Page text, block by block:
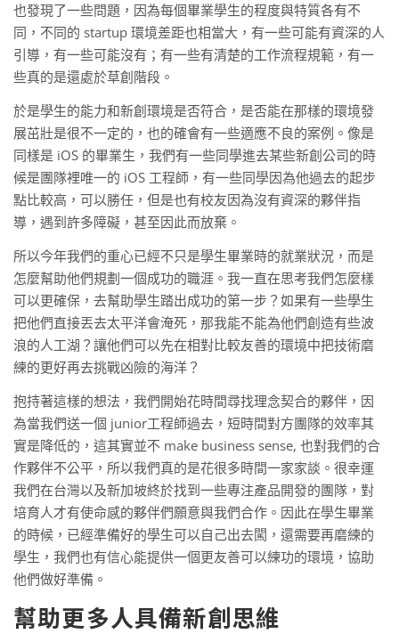
也發現了一些問題，因為每個畢業學生的程度與特質各有不
同，不同的 startup 環境差距也相當大，有一些可能有資深的人
引導，有一些可能沒有；有一些有清楚的工作流程規範，有一
些真的是還處於草創階段。
於是學生的能力和新創環境是否符合，是否能在那樣的環境發
展茁壯是很不一定的，也的確會有一些適應不良的案例。像是
同樣是 iOS 的畢業生，我們有一些同學進去某些新創公司的時
候是團隊裡唯一的 iOS 工程師，有一些同學因為他過去的起步
點比較高，可以勝任，但是也有校友因為沒有資深的夥伴指
導，遇到許多障礙，甚至因此而放棄。
所以今年我們的重心已經不只是學生畢業時的就業狀況，而是
怎麼幫助他們規劃一個成功的職涯。我一直在思考我們怎麼樣
可以更確保，去幫助學生踏出成功的第一步？如果有一些學生
把他們直接丟去太平洋會淹死，那我能不能為他們創造有些波
浪的人工湖？讓他們可以先在相對比較友善的環境中把技術磨
練的更好再去挑戰凶險的海洋？
抱持著這樣的想法，我們開始花時間尋找理念契合的夥伴，因
為當我們送一個 junior工程師過去，短時間對方團隊的效率其
實是降低的，這其實並不 make business sense, 也對我們的合
作夥伴不公平，所以我們真的是花很多時間一家家談。很幸運
我們在台灣以及新加坡終於找到一些專注產品開發的團隊，對
培育人才有使命感的夥伴們願意與我們合作。因此在學生畢業
的時候，已經準備好的學生可以自己出去闖，還需要再磨練的
學生，我們也有信心能提供一個更友善可以練功的環境，協助
他們做好準備。
幫助更多人具備新創思維